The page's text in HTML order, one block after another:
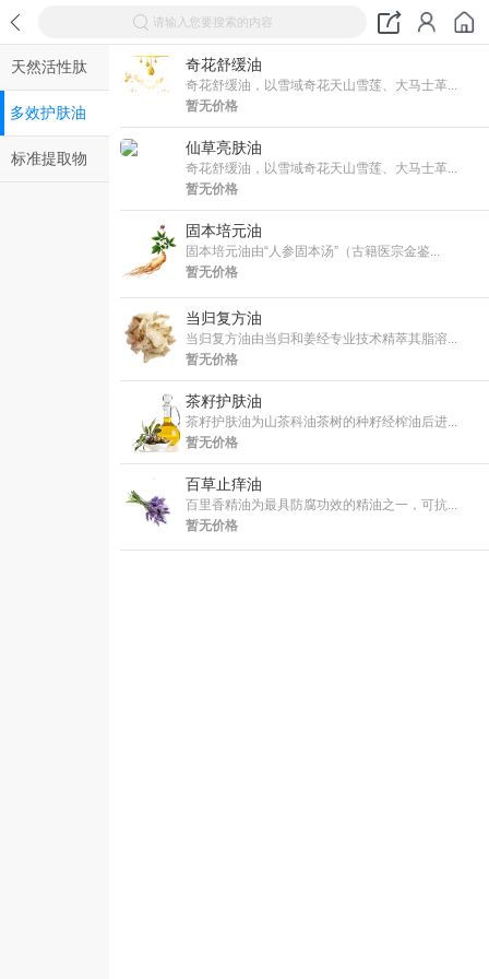
请输入您要搜索的内容
天然活性肽
多效护肤油
标准提取物
奇花舒缓油
奇花舒缓油，以雪域奇花天山雪莲、大马士革...
暂无价格
仙草亮肤油
奇花舒缓油，以雪域奇花天山雪莲、大马士革...
暂无价格
固本培元油
固本培元油由“人参固本汤”（古籍医宗金鉴...
暂无价格
当归复方油
当归复方油由当归和姜经专业技术精萃其脂溶...
暂无价格
茶籽护肤油
茶籽护肤油为山茶科油茶树的种籽经榨油后进...
暂无价格
百草止痒油
百里香精油为最具防腐功效的精油之一，可抗...
暂无价格